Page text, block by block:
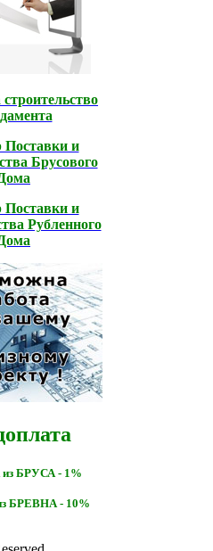
Поставки и
Брусового
Поставки и
Рубленного
БРУСА - 1%
БРЕВНА - 10%